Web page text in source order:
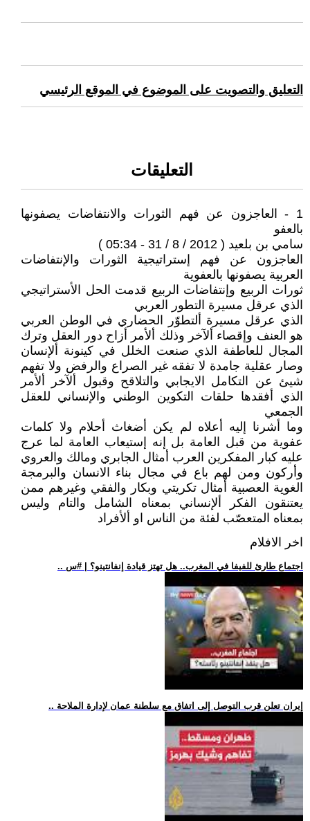
التعليق والتصويت على الموضوع في الموقع الرئيسي
التعليقات
1 - العاجزون عن فهم الثورات والانتفاضات يصفونها
بالعفو
سامي بن بلعيد ( 2012 / 8 / 31 - 05:34 )
العاجزون عن فهم إستراتيجية الثورات والإنتفاضات
العربية يصفونها بالعفوية
ثورات الربيع وإنتفاضات الربيع قدمت الحل الأستراتيجي
الذي عرقل مسيرة التطور العربي
الذي عرقل مسيرة ألتطوّر الحضاري في الوطن العربي
هو العنف وإقصاء ألآخر وذلك ألأمر أزاح دور العقل وترك
المجال للعاطفة الذي صنعت الخلل في كينونة ألإنسان
وصار عقلية جامدة لا تفقه غير الصراع والرفض ولا تفهم
شيئ عن التكامل الايجابي والتلاقح وقبول ألآخر ألأمر
الذي أفقدها حلقات التكوين الوطني والإنساني للعقل
الجمعي
وما أشرنا إليه أعلاه لم يكن أضغاث أحلام ولا كلمات
عفوية من قبل العامة بل إنه إستيعاب العامة لما عرج
عليه كبار المفكرين العرب أمثال الجابري ومالك والعروي
وأركون ومن لهم باع في مجال بناء الانسان والبرمجة
الغوية العصبية أمثال تكريتي وبكار والفقي وغيرهم ممن
يعتنقون الفكر ألإنساني بمعناه الشامل والتام وليس
بمعناه المتعصّب لفئة من الناس او ألأفراد
اخر الافلام
.. اجتماع طارئ للفيفا في المغرب.. هل تهتز قيادة إنفانتينو؟ | #س
.. إيران تعلن قرب التوصل إلى اتفاق مع سلطنة عمان لإدارة الملاحة